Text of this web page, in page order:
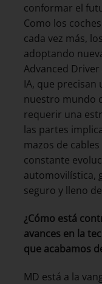
conformar el
Como los
cada vez más,
adoptando
Advanced Driver
IA, que
nuestro mundo
requerir una
las partes
mazos de
constante
automovilística,
seguro y lleno
¿Cómo está
avances en la
que acabamos
MD está a la